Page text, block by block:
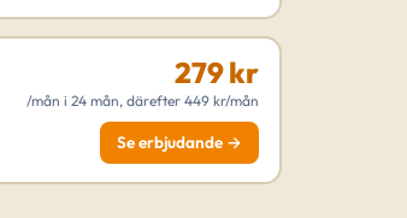
279 kr
/mån i 24 mån, därefter 449 kr/mån
Se erbjudande →